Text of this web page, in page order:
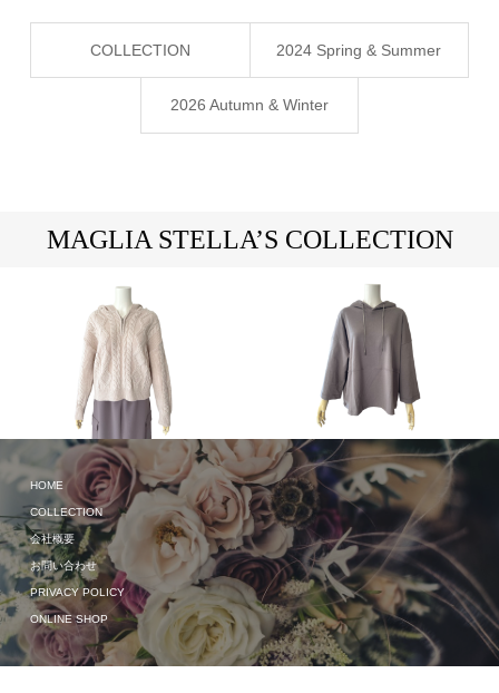
COLLECTION 2024 Spring & Summer
2026 Autumn & Winter
MAGLIA STELLA’S COLLECTION
2023 Autumn & Winter
2023 Autumn & Winter
HOME
COLLECTION
会社概要
お問い合わせ
PRIVACY POLICY
ONLINE SHOP